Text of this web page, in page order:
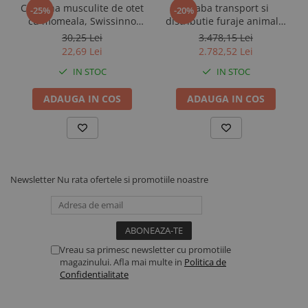
Electroliti si suplimente vitei
Dotari ferma
Contentionare animale
Echipamente multifunctionale
Furajare
Fronturi de furajare
Silozuri cereale
Identificare, marcare, monitorizare
Curele si numere
Vopsele, sprayuri, markere
Roboti ferma
Automate alaptare
-25%
Capcana musculite de otet
cu momeala, Swissinno
Fruit Fly Trap
30,25 Lei
22,69 Lei
IN STOC
ADAUGA IN COS
-20%Roaba transport si
distributie furaje animale,
LaBuvette
3.478,15 Lei
2.782,52 Lei
IN STOC
ADAUGA IN COS
Newsletter Nu rata ofertele si promotiile noastre
Vreau sa primesc newsletter cu promotiile
magazinului. Afla mai multe in Politica de
Confidentialitate